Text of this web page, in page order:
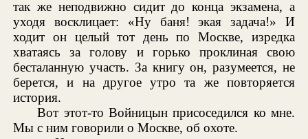
так же неподвижно сидит до конца экзамена, а
уходя восклицает: «Ну баня! экая задача!» И
ходит он целый тот день по Москве, изредка
хватаясь за голову и горько проклиная свою
бесталанную участь. За книгу он, разумеется, не
берется, и на другое утро та же повторяется
история.
Вот этот-то Войницын присоседился ко мне.
Мы с ним говорили о Москве, об охоте.